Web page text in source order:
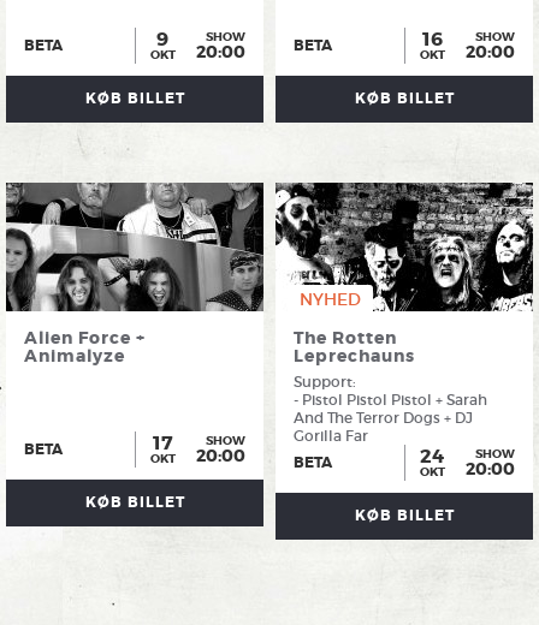
BETA 9
OKT
SHOW
20:00
KØB BILLET
BETA 16
OKT
SHOW
20:00
KØB BILLET
Alien Force +
Animalyze
BETA 17
OKT
SHOW
20:00
KØB BILLET
NYHED
The Rotten
Leprechauns
Support:
- Pistol Pistol Pistol + Sarah
And The Terror Dogs + DJ
Gorilla Far
BETA 24
OKT
SHOW
20:00
KØB BILLET